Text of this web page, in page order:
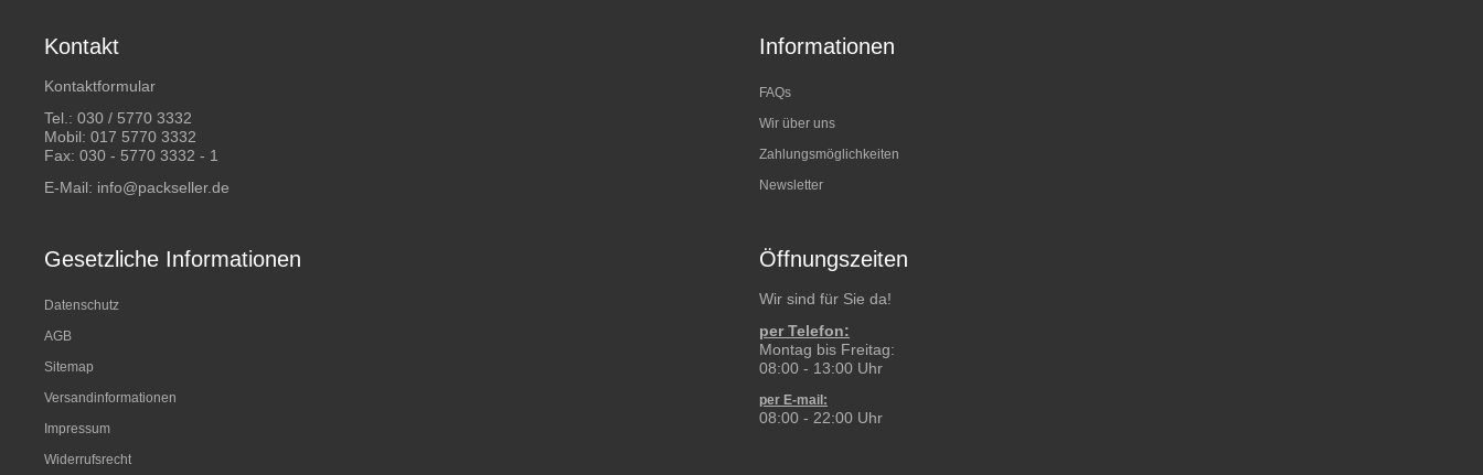
Kontakt
Kontaktformular
Tel.: 030 / 5770 3332
Mobil: 017 5770 3332
Fax: 030 - 5770 3332 - 1
E-Mail: info@packseller.de
Informationen
FAQs
Wir über uns
Zahlungsmöglichkeiten
Newsletter
Gesetzliche Informationen
Datenschutz
AGB
Sitemap
Versandinformationen
Impressum
Widerrufsrecht
Öffnungszeiten
Wir sind für Sie da!
per Telefon:
Montag bis Freitag:
08:00 - 13:00 Uhr
per E-mail:
08:00 - 22:00 Uhr